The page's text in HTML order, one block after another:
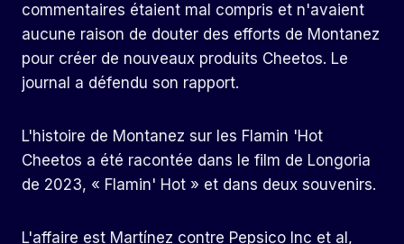
commentaires étaient mal compris et n'avaient
aucune raison de douter des efforts de Montanez
pour créer de nouveaux produits Cheetos. Le
journal a défendu son rapport.
L'histoire de Montanez sur les Flamin 'Hot
Cheetos a été racontée dans le film de Longoria
de 2023, « Flamin' Hot » et dans deux souvenirs.
L'affaire est Martínez contre Pepsico Inc et al,